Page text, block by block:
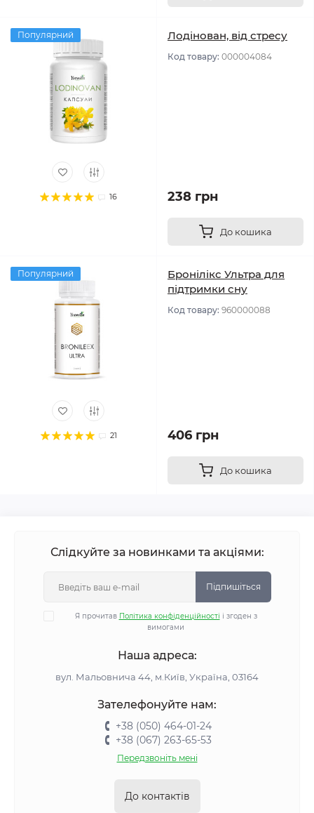
Популярний
16
Лодінован, від стресу
Код товару: 000004084
238 грн
До кошика
Популярний
21
Бронілікс Ультра для
підтримки сну
Код товару: 960000088
406 грн
До кошика
Слідкуйте за новинками та акціями:
Підпишіться
Я прочитав Політика конфіденційності і згоден з
вимогами
Наша адреса:
вул. Мальовнича 44, м.Київ, Україна, 03164
Зателефонуйте нам:
+38 (050) 464-01-24
+38 (067) 263-65-53
Передзвоніть мені
До контактів